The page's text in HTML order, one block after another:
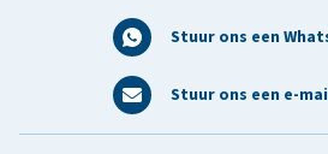
Stuur ons een
Stuur ons een e-